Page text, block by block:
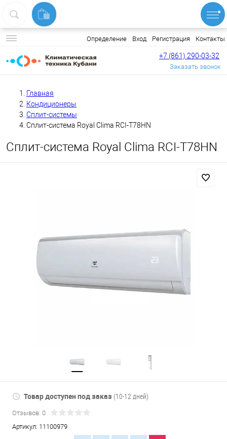
Определение Вход Регистрация Контакты
+7 (861) 290-03-32
Заказать звонок
Главная
Кондиционеры
Сплит-системы
Сплит-система Royal Clima RCI-T78HN
Сплит-система Royal Clima RCI-T78HN
Товар доступен под заказ (10-12 дней)
Отзывов: 0
Артикул: 11100979